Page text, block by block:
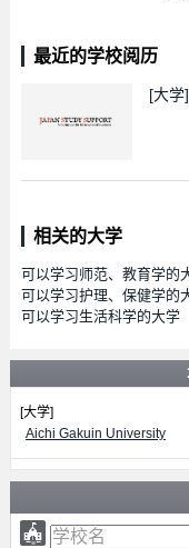
最近的学校阅历
[大学]
相关的大学
可以学习师范、教育学的
可以学习护理、保健学的
可以学习生活科学的大学
[大学]
Aichi Gakuin University